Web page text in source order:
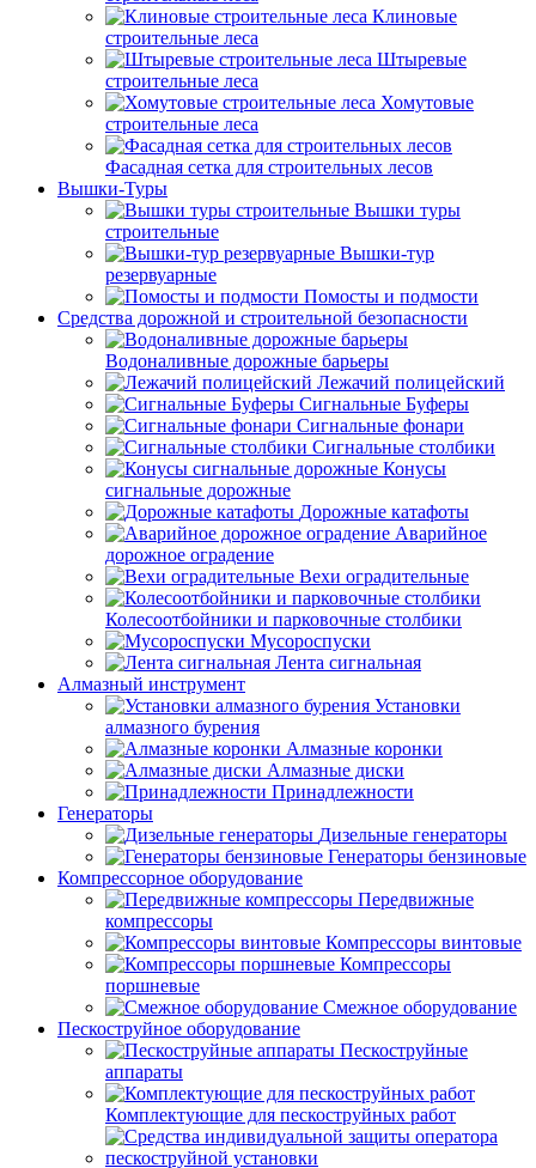
Клиновые
строительные леса
Штыревые
строительные леса
Хомутовые
строительные леса
Фасадная сетка для строительных лесов
Вышки-Туры
Вышки туры
строительные
Вышки-тур
резервуарные
Помосты и подмости
Средства дорожной и строительной безопасности
Водоналивные дорожные барьеры
Лежачий полицейский
Сигнальные Буферы
Сигнальные фонари
Сигнальные столбики
Конусы
сигнальные дорожные
Дорожные катафоты
Аварийное
дорожное оградение
Вехи оградительные
Колесоотбойники и парковочные столбики
Мусороспуски
Лента сигнальная
Алмазный инструмент
Установки
алмазного бурения
Алмазные коронки
Алмазные диски
Принадлежности
Генераторы
Дизельные генераторы
Генераторы бензиновые
Компрессорное оборудование
Передвижные
компрессоры
Компрессоры винтовые
Компрессоры
поршневые
Смежное оборудование
Пескоструйное оборудование
Пескоструйные
аппараты
Комплектующие для пескоструйных работ